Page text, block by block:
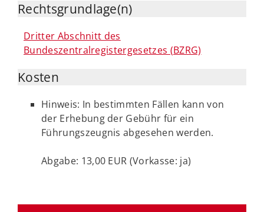
Rechtsgrundlage(n)
Dritter Abschnitt des
Bundeszentralregistergesetzes (BZRG)
Kosten
Hinweis: In bestimmten Fällen kann von
der Erhebung der Gebühr für ein
Führungszeugnis abgesehen werden.
Abgabe: 13,00 EUR (Vorkasse: ja)